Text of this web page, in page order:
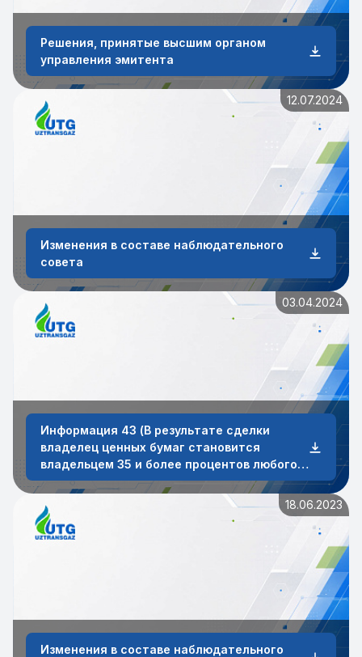
Решения, принятые высшим органом
управления эмитента
12.07.2024
Изменения в составе наблюдательного
совета
03.04.2024
Информация 43 (В результате сделки
владелец ценных бумаг становится
владельцем 35 и более процентов любого
вида ценных бумаг эмитента)
18.06.2023
Изменения в составе наблюдательного